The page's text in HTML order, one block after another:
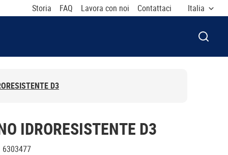
Storia FAQ Lavora con noi Contattaci Italia
APRI
D3
IDRORESISTENTE D3
6303477